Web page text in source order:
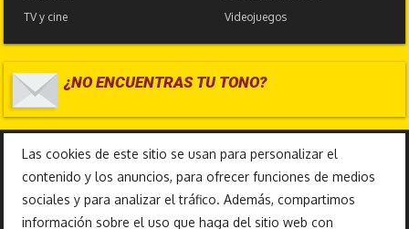
TV y cine
Videojuegos
¿NO ENCUENTRAS TU TONO?
Las cookies de este sitio se usan para personalizar el
contenido y los anuncios, para ofrecer funciones de medios
sociales y para analizar el tráfico. Además, compartimos
información sobre el uso que haga del sitio web con